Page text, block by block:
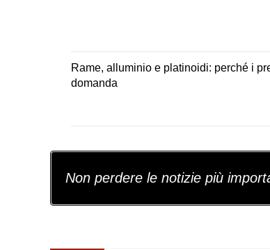
Rame, alluminio e platinoidi: perché i
domanda
Non perdere le notizie più